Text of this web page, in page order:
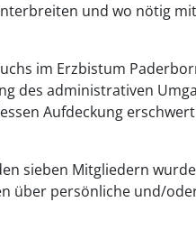
und wo nötig
im Erzbistum
des administrativen
Aufdeckung
sieben Mitgliedern
über persönliche und/